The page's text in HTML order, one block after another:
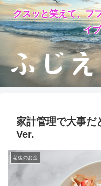
クスッと笑えて、フ
イ
家計管理で大事だ
Ver.
老後のお金